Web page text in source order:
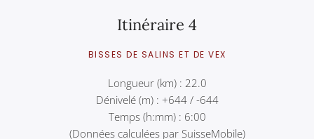
Itinéraire 4
BISSES DE SALINS ET DE VEX
Longueur (km) : 22.0
Dénivelé (m) : +644 / -644
Temps (h:mm) : 6:00
(Données calculées par SuisseMobile)